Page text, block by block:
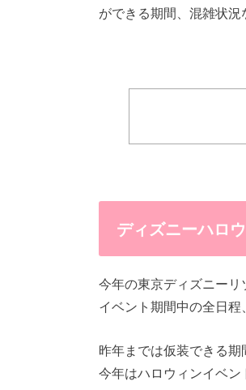
ができる期間、混雑状況
ディズニーハロ
今年の東京ディズニー
イベント期間中の全日程、
昨年までは仮装できる期
今年はハロウィンイベン